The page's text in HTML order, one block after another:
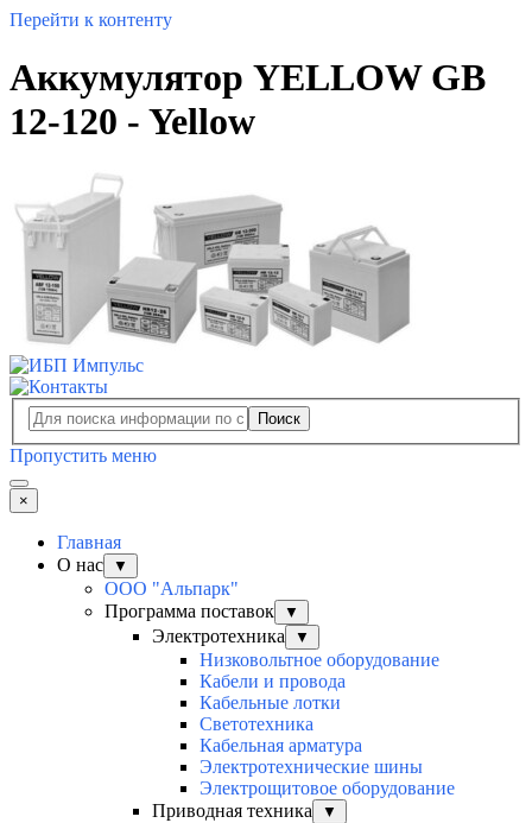
Перейти к контенту
Аккумулятор YELLOW GB
12-120 - Yellow
Поиск
Пропустить меню
×
Главная
О нас
▼
ООО "Альпарк"
Программа поставок
▼
Электротехника ▼
Низковольтное оборудование
Кабели и провода
Кабельные лотки
Светотехника
Кабельная арматура
Электротехнические шины
Электрощитовое оборудование
Приводная техника
▼